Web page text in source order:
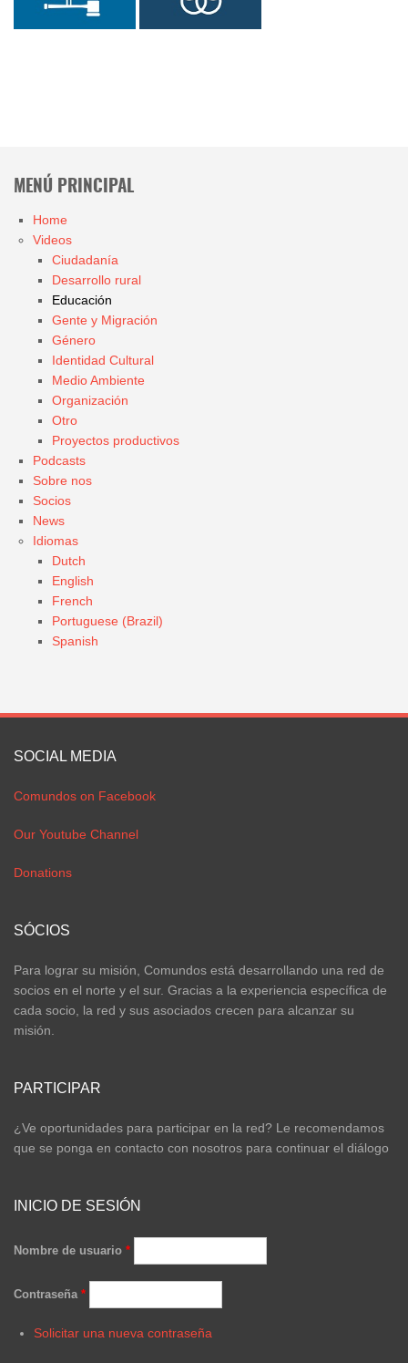
MENÚ PRINCIPAL
Home
Videos
Ciudadanía
Desarrollo rural
Educación
Gente y Migración
Género
Identidad Cultural
Medio Ambiente
Organización
Otro
Proyectos productivos
Podcasts
Sobre nos
Socios
News
Idiomas
Dutch
English
French
Portuguese (Brazil)
Spanish
SOCIAL MEDIA
Comundos on Facebook
Our Youtube Channel
Donations
SÓCIOS
Para lograr su misión, Comundos está desarrollando una red de
socios en el norte y el sur. Gracias a la experiencia específica de
cada socio, la red y sus asociados crecen para alcanzar su
misión.
PARTICIPAR
¿Ve oportunidades para participar en la red? Le recomendamos
que se ponga en contacto con nosotros para continuar el diálogo
INICIO DE SESIÓN
Nombre de usuario *
Contraseña *
Solicitar una nueva contraseña